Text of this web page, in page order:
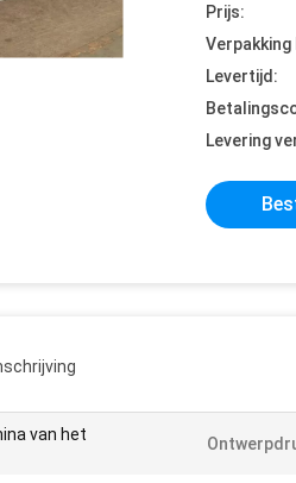
Prijs:
Verpakking
Levertijd:
Levering
van het